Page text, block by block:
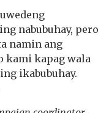
nabubuhay, pero
namin ang
kami kapag wala
ikabubuhay.